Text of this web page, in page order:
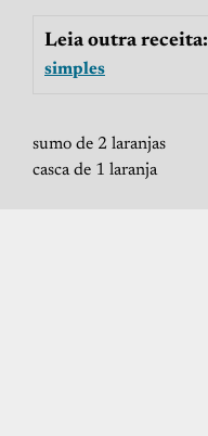
Leia outra receita:
simples
sumo de 2 laranjas
casca de 1 laranja